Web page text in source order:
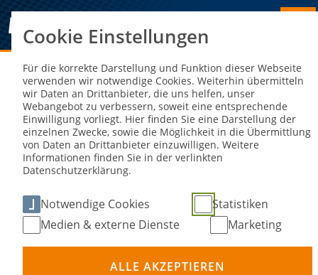
Sie sind hier: NEWS
Regenschlacht bei DKM-Halbzeit in
Wackersdorf
28. Aug 2023
Cookie Einstellungen
Für die korrekte Darstellung und Funktion dieser Webseite
verwenden wir notwendige Cookies. Weiterhin übermitteln
wir Daten an Drittanbieter, die uns helfen, unser
Webangebot zu verbessern, soweit eine entsprechende
Einwilligung vorliegt. Hier finden Sie eine Darstellung der
einzelnen Zwecke, sowie die Möglichkeit in die Übermittlung
von Daten an Drittanbieter einzuwilligen. Weitere
Informationen finden Sie in der verlinkten
Datenschutzerklärung.
Notwendige Cookies
Statistiken
Medien & externe Dienste
Marketing
ALLE AKZEPTIEREN